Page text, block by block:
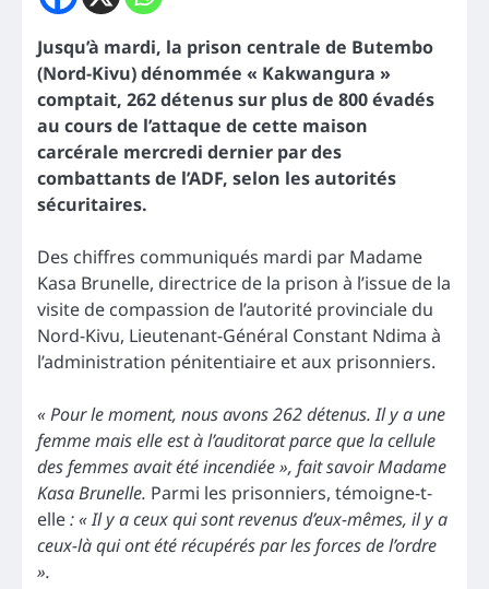
Jusqu’à mardi, la prison centrale de Butembo
(Nord-Kivu) dénommée « Kakwangura »
comptait, 262 détenus sur plus de 800 évadés
au cours de l’attaque de cette maison
carcérale mercredi dernier par des
combattants de l’ADF, selon les autorités
sécuritaires.
Des chiffres communiqués mardi par Madame
Kasa Brunelle, directrice de la prison à l’issue de la
visite de compassion de l’autorité provinciale du
Nord-Kivu, Lieutenant-Général Constant Ndima à
l’administration pénitentiaire et aux prisonniers.
« Pour le moment, nous avons 262 détenus. Il y a une
femme mais elle est à l’auditorat parce que la cellule
des femmes avait été incendiée », fait savoir Madame
Kasa Brunelle. Parmi les prisonniers, témoigne-t-
elle: « Il y a ceux qui sont revenus d’eux-mêmes, il y a
ceux-là qui ont été récupérés par les forces de l’ordre
».